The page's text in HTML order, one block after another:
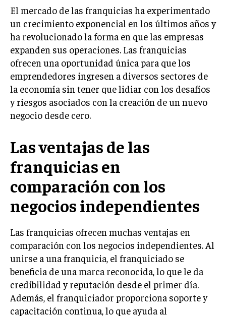
IMPORTACIÓN Y EXPORTACIÓN
ALIANZAS ESTRATÉGICAS
TECNOLOGIA
SOSTENIBILIDAD Y MEDIO AMBIENTE
GESTIÓN DE LA INNOVACIÓN TECNOLÓGICA
TRANSFORMACIÓN DIGITAL
ANALÍTICA EMPRESARIAL Y BUSINESS
CIBERSEGURIDAD EMPRESARIAL
ESTRATEGIA
EMPRESAS FAMILIARES Y SUCESIÓN
GESTIÓN DEL RIESGO EMPRESARIAL
NEGOCIACIÓN Y RESOLUCIÓN DE CONFLICTOS
DERECHO EMPRESARIAL Y REGULACIONES
ÉXITO EMPRESARIAL Y CASOS DE ESTUDIO
GOBIERNO CORPORATIVO
NEGOCIOS
ESTRATEGIAS DE NEGOCIOS
El mercado de las franquicias ha experimentado
un crecimiento exponencial en los últimos años y
ha revolucionado la forma en que las empresas
expanden sus operaciones. Las franquicias
ofrecen una oportunidad única para que los
emprendedores ingresen a diversos sectores de
la economía sin tener que lidiar con los desafíos
y riesgos asociados con la creación de un nuevo
negocio desde cero.
Las ventajas de las
franquicias en
comparación con los
negocios independientes
Las franquicias ofrecen muchas ventajas en
comparación con los negocios independientes. Al
unirse a una franquicia, el franquiciado se
beneficia de una marca reconocida, lo que le da
credibilidad y reputación desde el primer día.
Además, el franquiciador proporciona soporte y
capacitación continua, lo que ayuda al